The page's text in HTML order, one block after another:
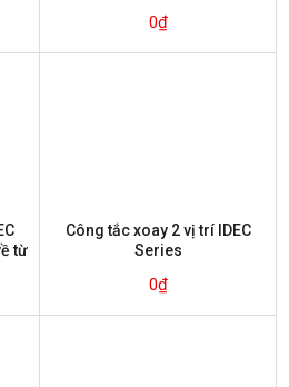
0₫
từ
Công tắc xoay 2 vị trí IDEC
Series
0₫